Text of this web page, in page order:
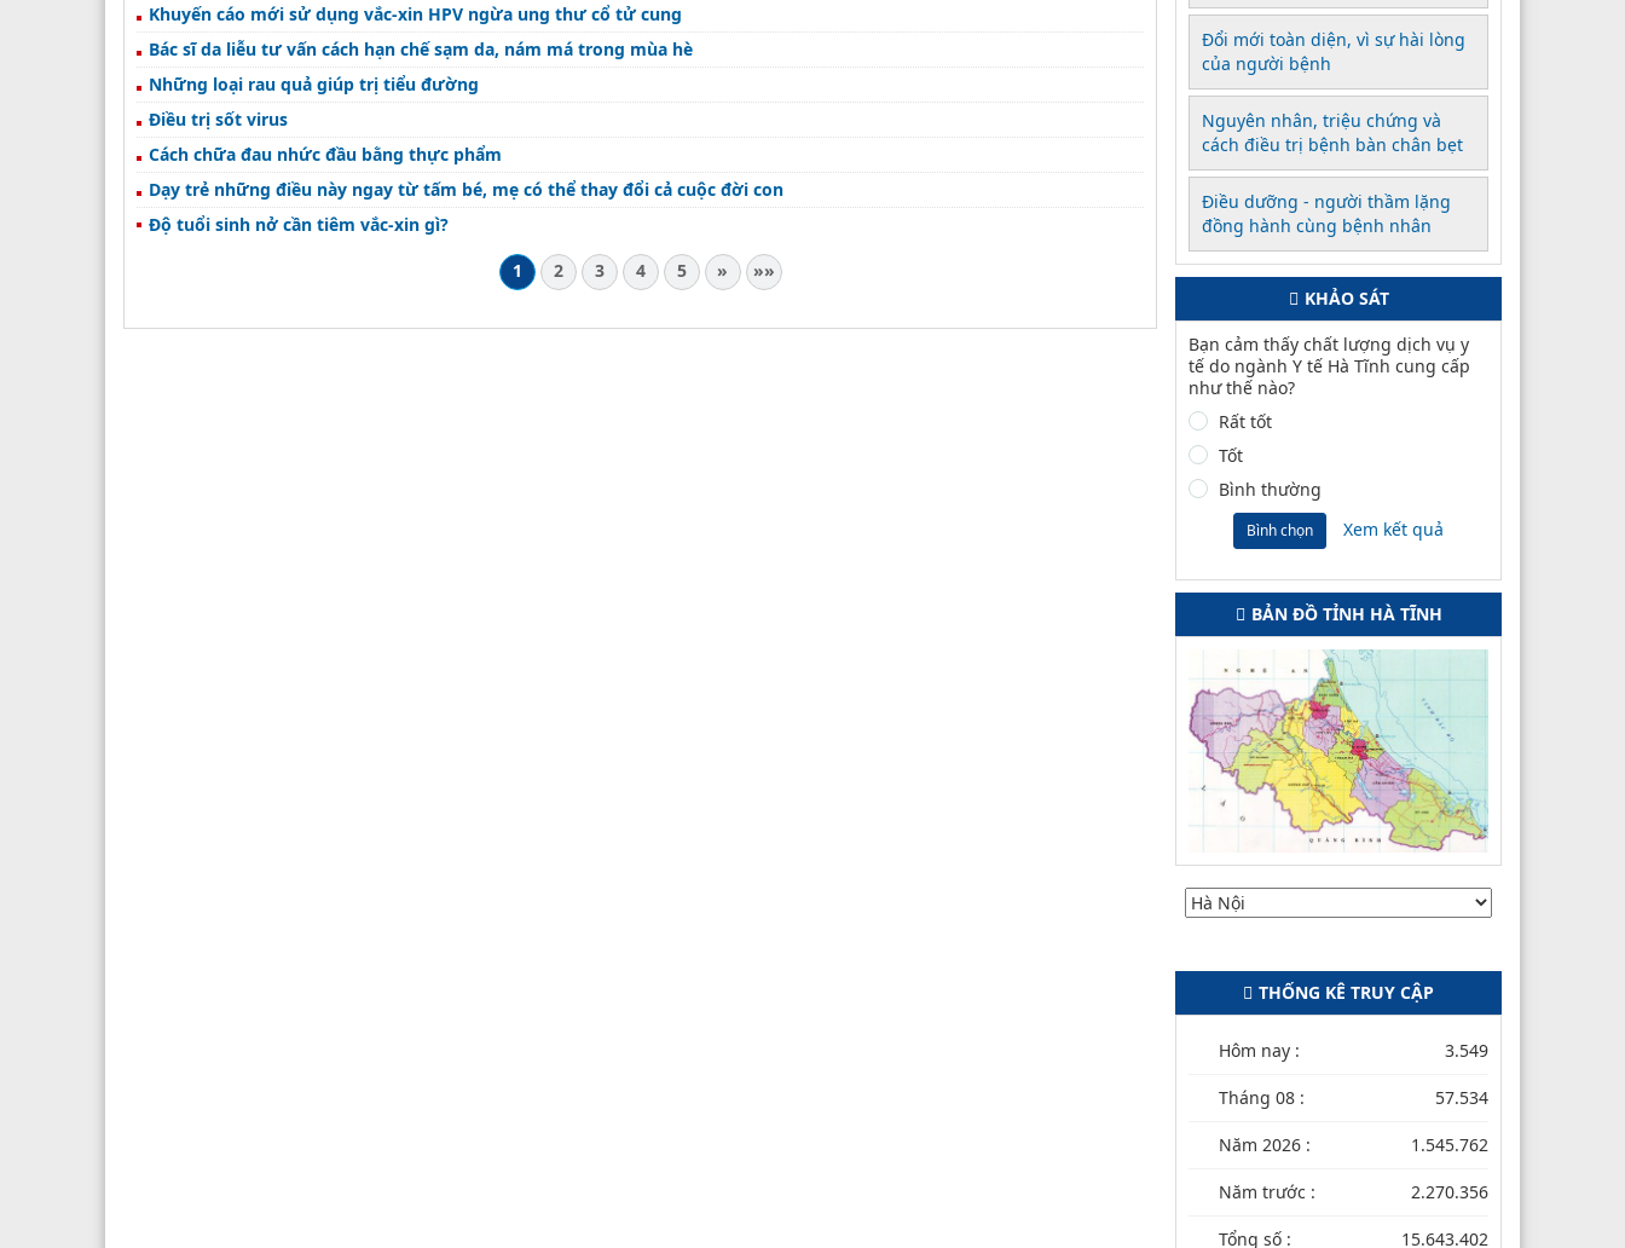
Khuyến cáo mới sử dụng vắc-xin HPV ngừa ung thư cổ tử cung
Bác sĩ da liễu tư vấn cách hạn chế sạm da, nám má trong mùa hè
Những loại rau quả giúp trị tiểu đường
Điều trị sốt virus
Cách chữa đau nhức đầu bằng thực phẩm
Dạy trẻ những điều này ngay từ tấm bé, mẹ có thể thay đổi cả cuộc đời con
Độ tuổi sinh nở cần tiêm vắc-xin gì?
1
2 3 4 5 » »»
Đổi mới toàn diện, vì sự hài lòng
của người bệnh
Nguyên nhân, triệu chứng và
cách điều trị bệnh bàn chân bẹt
Điều dưỡng - người thầm lặng
đồng hành cùng bệnh nhân
KHẢO SÁT
Bạn cảm thấy chất lượng dịch vụ y
tế do ngành Y tế Hà Tĩnh cung cấp
như thế nào?
Rất tốt
Tốt
Bình thường
Bình chọn Xem kết quả
BẢN ĐỒ TỈNH HÀ TĨNH
THỐNG KÊ TRUY CẬP
Hôm nay : 3.549
Tháng 08 : 57.534
Năm 2026 : 1.545.762
Năm trước : 2.270.356
Tổng số : 15.643.402